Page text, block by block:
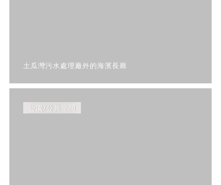
土瓜灣污水處理廠外的海濱長廊
公園/公共空間